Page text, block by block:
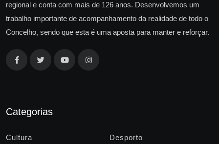
regional e conta com mais de 126 anos. Desenvolvemos um
trabalho importante de acompanhamento da realidade de todo o
Concelho, sendo que esta é uma aposta para manter e reforçar.
Categorias
Cultura Desporto